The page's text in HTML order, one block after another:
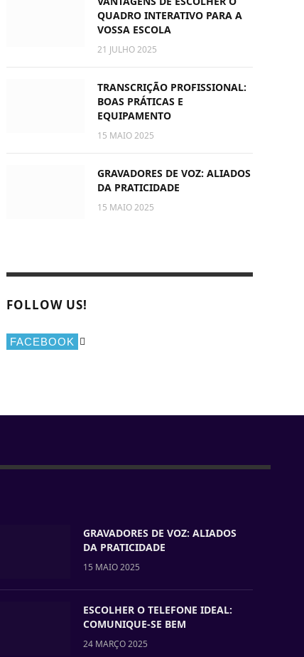
QUADRO INTERATIVO PARA A
VOSSA ESCOLA
21 JULHO 2025
TRANSCRIÇÃO PROFISSIONAL:
BOAS PRÁTICAS E
EQUIPAMENTO
15 MAIO 2025
GRAVADORES DE VOZ: ALIADOS
DA PRATICIDADE
15 MAIO 2025
FOLLOW US!
FACEBOOK
GRAVADORES DE VOZ: ALIADOS
DA PRATICIDADE
15 MAIO 2025
ESCOLHER O TELEFONE IDEAL:
COMUNIQUE-SE BEM
24 MARÇO 2025